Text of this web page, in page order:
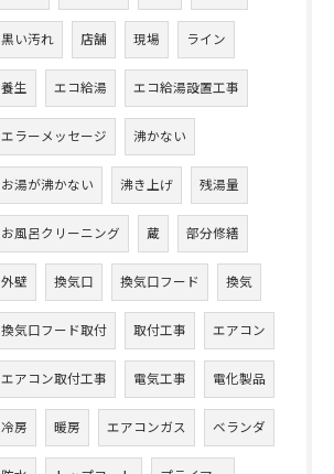
黒い汚れ 店舗 現場 ライン
養生 エコ給湯 エコ給湯設置工事
エラーメッセージ 沸かない
お湯が沸かない 沸き上げ 残湯量
お風呂クリーニング 蔵 部分修繕
外壁 換気口 換気口フード 換気
換気口フード取付 取付工事 エアコン
エアコン取付工事 電気工事 電化製品
冷房 暖房 エアコンガス ベランダ